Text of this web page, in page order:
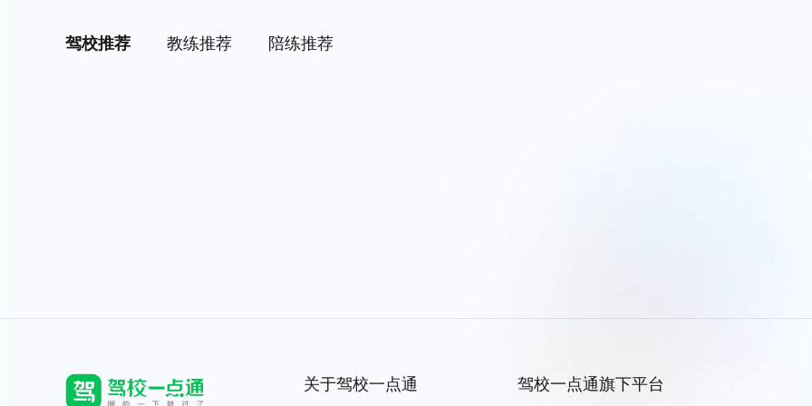
驾校推荐 教练推荐 陪练推荐
关于驾校一点通 驾校一点通旗下平台